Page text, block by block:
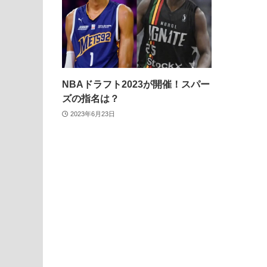
NBAドラフト2023が開催！スパー
ズの指名は？
2023年6月23日